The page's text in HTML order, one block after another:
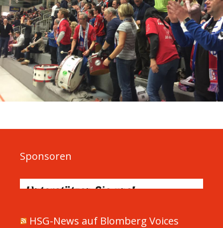
Sponsoren
HSG-News auf Blomberg Voices